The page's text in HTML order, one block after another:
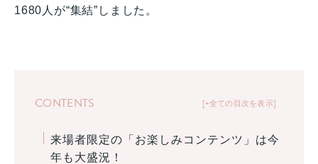
1680人が“集結”しました。
+全ての目次を表示
CONTENTS
来場者限定の「お楽しみコンテンツ」は今
年も大盛況！